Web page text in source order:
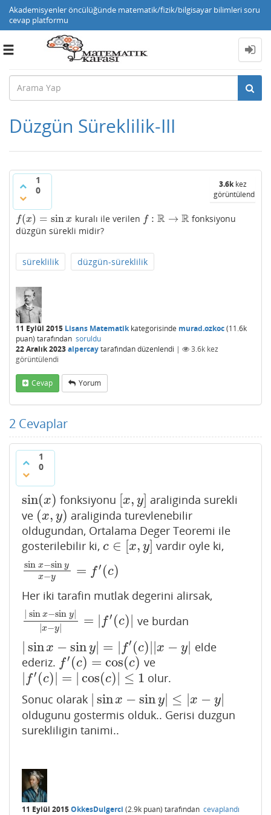
Akademisyenler öncülüğünde matematik/fizik/bilgisayar bilimleri soru
cevap platformu
Toggle
Düzgün Süreklilik-III
1
0
3.6kkez
görüntülendi
f(x) = sin x
f(x)=sinx kuralı ile verilen f : R → R
f:R→R
fonksiyonu
düzgün sürekli midir?
süreklilik düzgün-süreklilik
11 Eylül 2015 Lisans Matematikkategorisinde murad.ozkoc(11.6k
puan) tarafından soruldu
22 Aralık 2023alpercaytarafındandüzenlendi | 3.6k kez
görüntülendi
Cevap Yorum
2 Cevaplar
1
0
sin(x)
sin(x) fonksiyonu [x, y]
[x,y ]
araliginda surekli
ve (x, y)
(x,y
araliginda turevlenebilir
oldugundan, Ortalama Deger Teoremi ile
gosterilebilir ki, c ∈ [x, y
c∈[ ,y] vardir oyle ki,
sin x−sin y
x−y = f′ (c)
sinx−sinyx −y f′(c)
Her iki tarafin mutlak degerini alirsak,
sin x−sin y
|x−y| = f′ (c)
|sinx−siny| |x− y|=|f′( )|
ve burdan
| sinx − siny| = | f′ (c)||x − y|
sinx− sin y|=|f c)| x−y|
elde
ederiz. f′ (c) = cos(c)
f′(c)=cos( c) ve
| f′ (c)| = | cos(c)| ≤ 1
f′(c)|= |cos (c)|≤1
olur.
Sonuc olarak
sinx − siny ≤ x − y|
sinx− sin y|≤|x −y|
oldugunu gostermis olduk.. Gerisi duzgun
surekliligin tanimi..
11 Eylül 2015OkkesDulgerci (2.9k puan) tarafından cevaplandı